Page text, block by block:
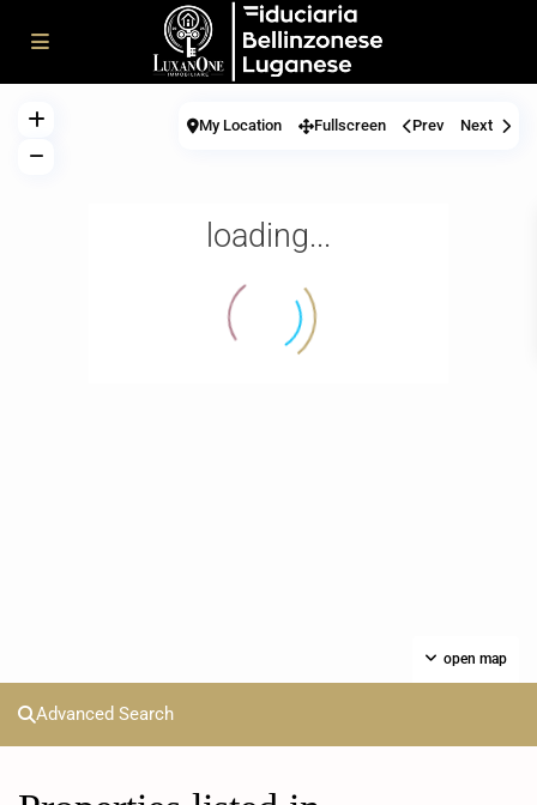
loading...
open map
My Location Fullscreen Prev Next
Advanced Search